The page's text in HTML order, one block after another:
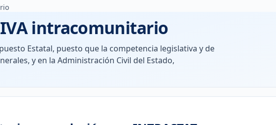
IVA intracomunitario
Estatal, puesto que la competencia legislativa y de
y en la Administración Civil del Estado,